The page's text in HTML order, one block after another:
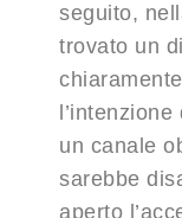
seguito,
trovato un
un canale
sarebbe
aperto